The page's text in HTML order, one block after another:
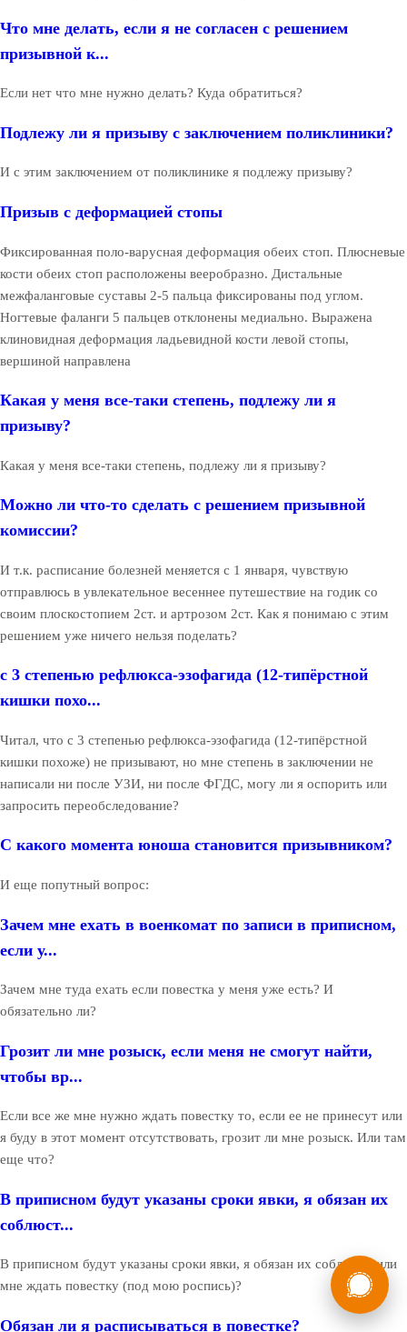
Что мне делать, если я не согласен с решением
призывной к...
Если нет что мне нужно делать? Куда обратиться?
Подлежу ли я призыву с заключением поликлиники?
И с этим заключением от поликлинике я подлежу призыву?
Призыв с деформацией стопы
Фиксированная поло-варусная деформация обеих стоп. Плюсневые
кости обеих стоп расположены вееробразно. Дистальные
межфаланговые суставы 2-5 пальца фиксированы под углом.
Ногтевые фаланги 5 пальцев отклонены медиально. Выражена
клиновидная деформация ладьевидной кости левой стопы,
вершиной направлена
Какая у меня все-таки степень, подлежу ли я
призыву?
Какая у меня все-таки степень, подлежу ли я призыву?
Можно ли что-то сделать с решением призывной
комиссии?
И т.к. расписание болезней меняется с 1 января, чувствую
отправлюсь в увлекательное весеннее путешествие на годик со
своим плоскостопием 2ст. и артрозом 2ст. Как я понимаю с этим
решением уже ничего нельзя поделать?
с 3 степенью рефлюкса-эзофагида (12-типёрстной
кишки похо...
Читал, что с 3 степенью рефлюкса-эзофагида (12-типёрстной
кишки похоже) не призывают, но мне степень в заключении не
написали ни после УЗИ, ни после ФГДС, могу ли я оспорить или
запросить переобследование?
С какого момента юноша становится призывником?
И еще попутный вопрос:
Зачем мне ехать в военкомат по записи в приписном,
если у...
Зачем мне туда ехать если повестка у меня уже есть? И
обязательно ли?
Грозит ли мне розыск, если меня не смогут найти,
чтобы вр...
Если все же мне нужно ждать повестку то, если ее не принесут или
я буду в этот момент отсутствовать, грозит ли мне розыск. Или там
еще что?
В приписном будут указаны сроки явки, я обязан их
соблюст...
В приписном будут указаны сроки явки, я обязан их соблюсти или
мне ждать повестку (под мою роспись)?
Обязан ли я расписываться в повестке?
Мы в России
Бесплатная